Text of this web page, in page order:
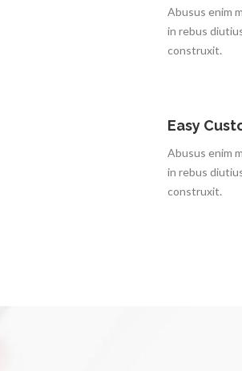
Abusus enim
in rebus
construxit.
Easy
Abusus enim
in rebus
construxit.